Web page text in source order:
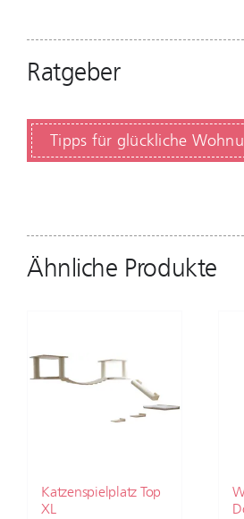
Ratgeber
Tipps für glückliche
Ähnliche Produkte
Katzenspielplatz Top
XL